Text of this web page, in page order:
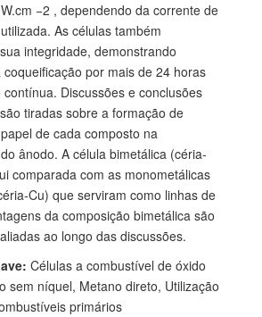
−2 , dependendo da corrente de
As células também
integridade, demonstrando
coqueificação por mais de 24 horas
Discussões e conclusões
tiradas sobre a formação de
de cada composto na
ânodo. A célula bimetálica (céria-
comparada com as monometálicas
Cu) que serviram como linhas de
da composição bimetálica são
ao longo das discussões.
Células a combustível de óxido
sem níquel, Metano direto, Utilização
primários